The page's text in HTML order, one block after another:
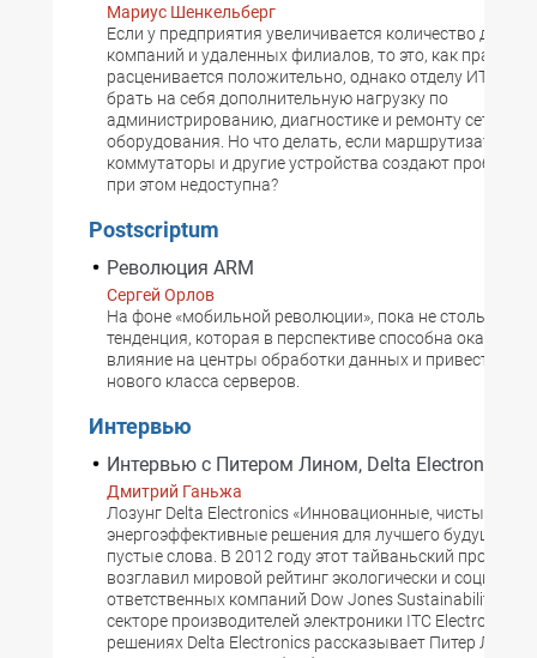
Мариус Шенкельберг
Если у предприятия увеличивается количество
компаний и удаленных филиалов, то это, как правило,
расценивается положительно, однако отделу ИТ
брать на себя дополнительную нагрузку по
администрированию, диагностике и ремонту сетевого
оборудования. Но что делать, если маршрутизаторы,
коммутаторы и другие устройства создают
при этом недоступна?
Postscriptum
Революция ARM
Сергей Орлов
На фоне «мобильной революции», пока не столь
тенденция, которая в перспективе способна оказать
влияние на центры обработки данных и привести к
нового класса серверов.
Интервью
Интервью с Питером Лином, Delta Electronics
Дмитрий Ганьжа
Лозунг Delta Electronics «Инновационные, чистые и
энергоэффективные решения для лучшего будущего»
пустые слова. В 2012 году этот тайваньский
возглавил мировой рейтинг экологически и
ответственных компаний Dow Jones Sustainability
секторе производителей электроники ITC Electronic
решениях Delta Electronics рассказывает Питер Лин,